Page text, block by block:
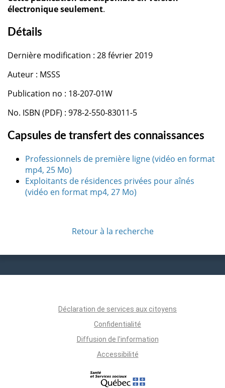
électronique seulement.
Détails
Dernière modification : 28 février 2019
Auteur : MSSS
Publication no : 18-207-01W
No. ISBN (PDF) : 978-2-550-83011-5
Capsules de transfert des connaissances
Professionnels de première ligne (vidéo en format
mp4, 25 Mo)
Exploitants de résidences privées pour aînés
(vidéo en format mp4, 27 Mo)
Retour à la recherche
Déclaration de services aux citoyens
Confidentialité
Diffusion de l'information
Accessibilité